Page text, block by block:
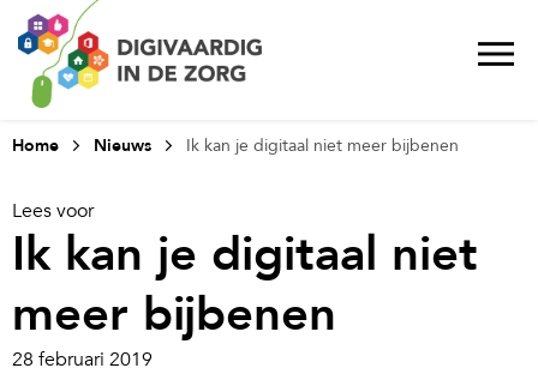
Home Nieuws Ik kan je digitaal niet meer bijbenen
Lees voor
Ik kan je digitaal niet
meer bijbenen
28 februari 2019